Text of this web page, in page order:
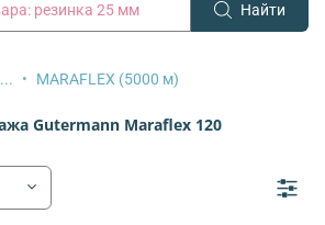
Найти
... MARAFLEX (5000 м)
Gutermann Maraflex 120